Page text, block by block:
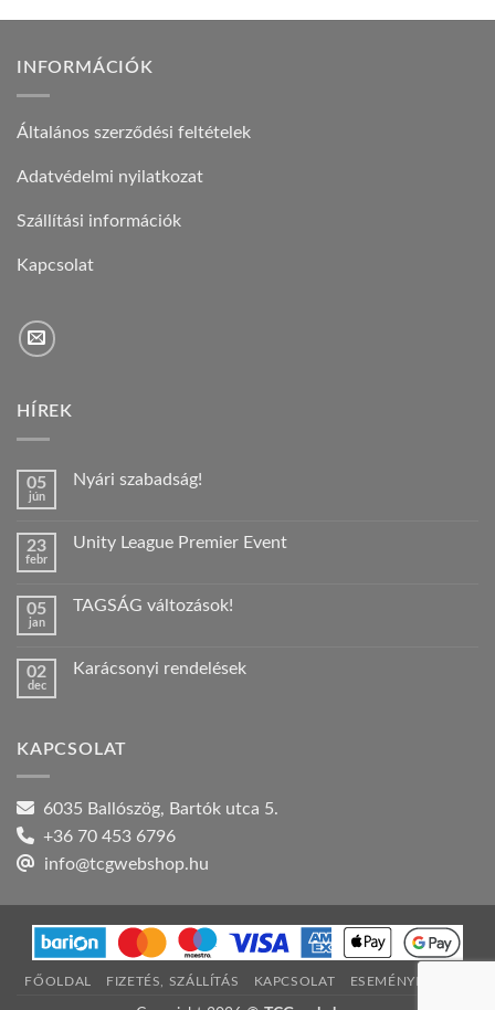
INFORMÁCIÓK
Általános szerződési feltételek
Adatvédelmi nyilatkozat
Szállítási információk
Kapcsolat
HÍREK
05
jún
Nyári szabadság!
Nyári
23
febr
Unity League Premier Event
Unity
bejegyzéshez
05
jan
TAGSÁG változások!
TAGSÁG
02
dec
Karácsonyi rendelések
rendelések
KAPCSOLAT
6035 Ballószög, Bartók utca 5.
+36 70 453 6796
info@tcgwebshop.hu
FŐOLDAL FIZETÉS, SZÁLLÍTÁS KAPCSOLAT ESEMÉNYNAPTÁR